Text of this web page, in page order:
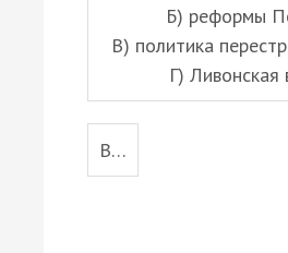
Б) реформы
В) политика
Г) Ливонская
В…